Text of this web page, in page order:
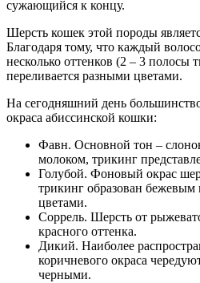
сужающийся к концу.
Шерсть кошек этой породы
Благодаря тому, что каждый
несколько оттенков (2 – 3 полосы
переливается разными цветами.
На сегодняшний день
окраса абиссинской кошки:
Фавн. Основной тон –
молоком, трикинг
Голубой. Фоновый окрас
трикинг образован бежевым
цветами.
Соррель. Шерсть от
красного оттенка.
Дикий. Наиболее
коричневого окраса
черными.